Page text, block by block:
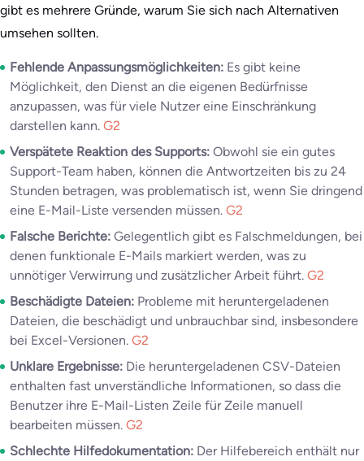
gibt es mehrere Gründe, warum Sie sich nach Alternativen
umsehen sollten.
Fehlende Anpassungsmöglichkeiten: Es gibt keine
Möglichkeit, den Dienst an die eigenen Bedürfnisse
anzupassen, was für viele Nutzer eine Einschränkung
darstellen kann. G2
Verspätete Reaktion des Supports: Obwohl sie ein gutes
Support-Team haben, können die Antwortzeiten bis zu 24
Stunden betragen, was problematisch ist, wenn Sie dringend
eine E-Mail-Liste versenden müssen. G2
Falsche Berichte: Gelegentlich gibt es Falschmeldungen, bei
denen funktionale E-Mails markiert werden, was zu
unnötiger Verwirrung und zusätzlicher Arbeit führt. G2
Beschädigte Dateien: Probleme mit heruntergeladenen
Dateien, die beschädigt und unbrauchbar sind, insbesondere
bei Excel-Versionen. G2
Unklare Ergebnisse: Die heruntergeladenen CSV-Dateien
enthalten fast unverständliche Informationen, so dass die
Benutzer ihre E-Mail-Listen Zeile für Zeile manuell
bearbeiten müssen. G2
Schlechte Hilfedokumentation: Der Hilfebereich enthält nur